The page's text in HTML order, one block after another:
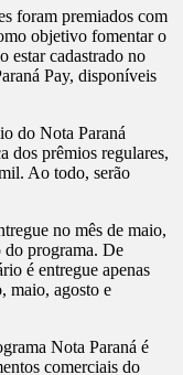
foram premiados com
objetivo fomentar o
estar cadastrado no
Pay, disponíveis
do Nota Paraná
dos prêmios regulares,
Ao todo, serão
no mês de maio,
do programa. De
é entregue apenas
maio, agosto e
Nota Paraná é
comerciais do